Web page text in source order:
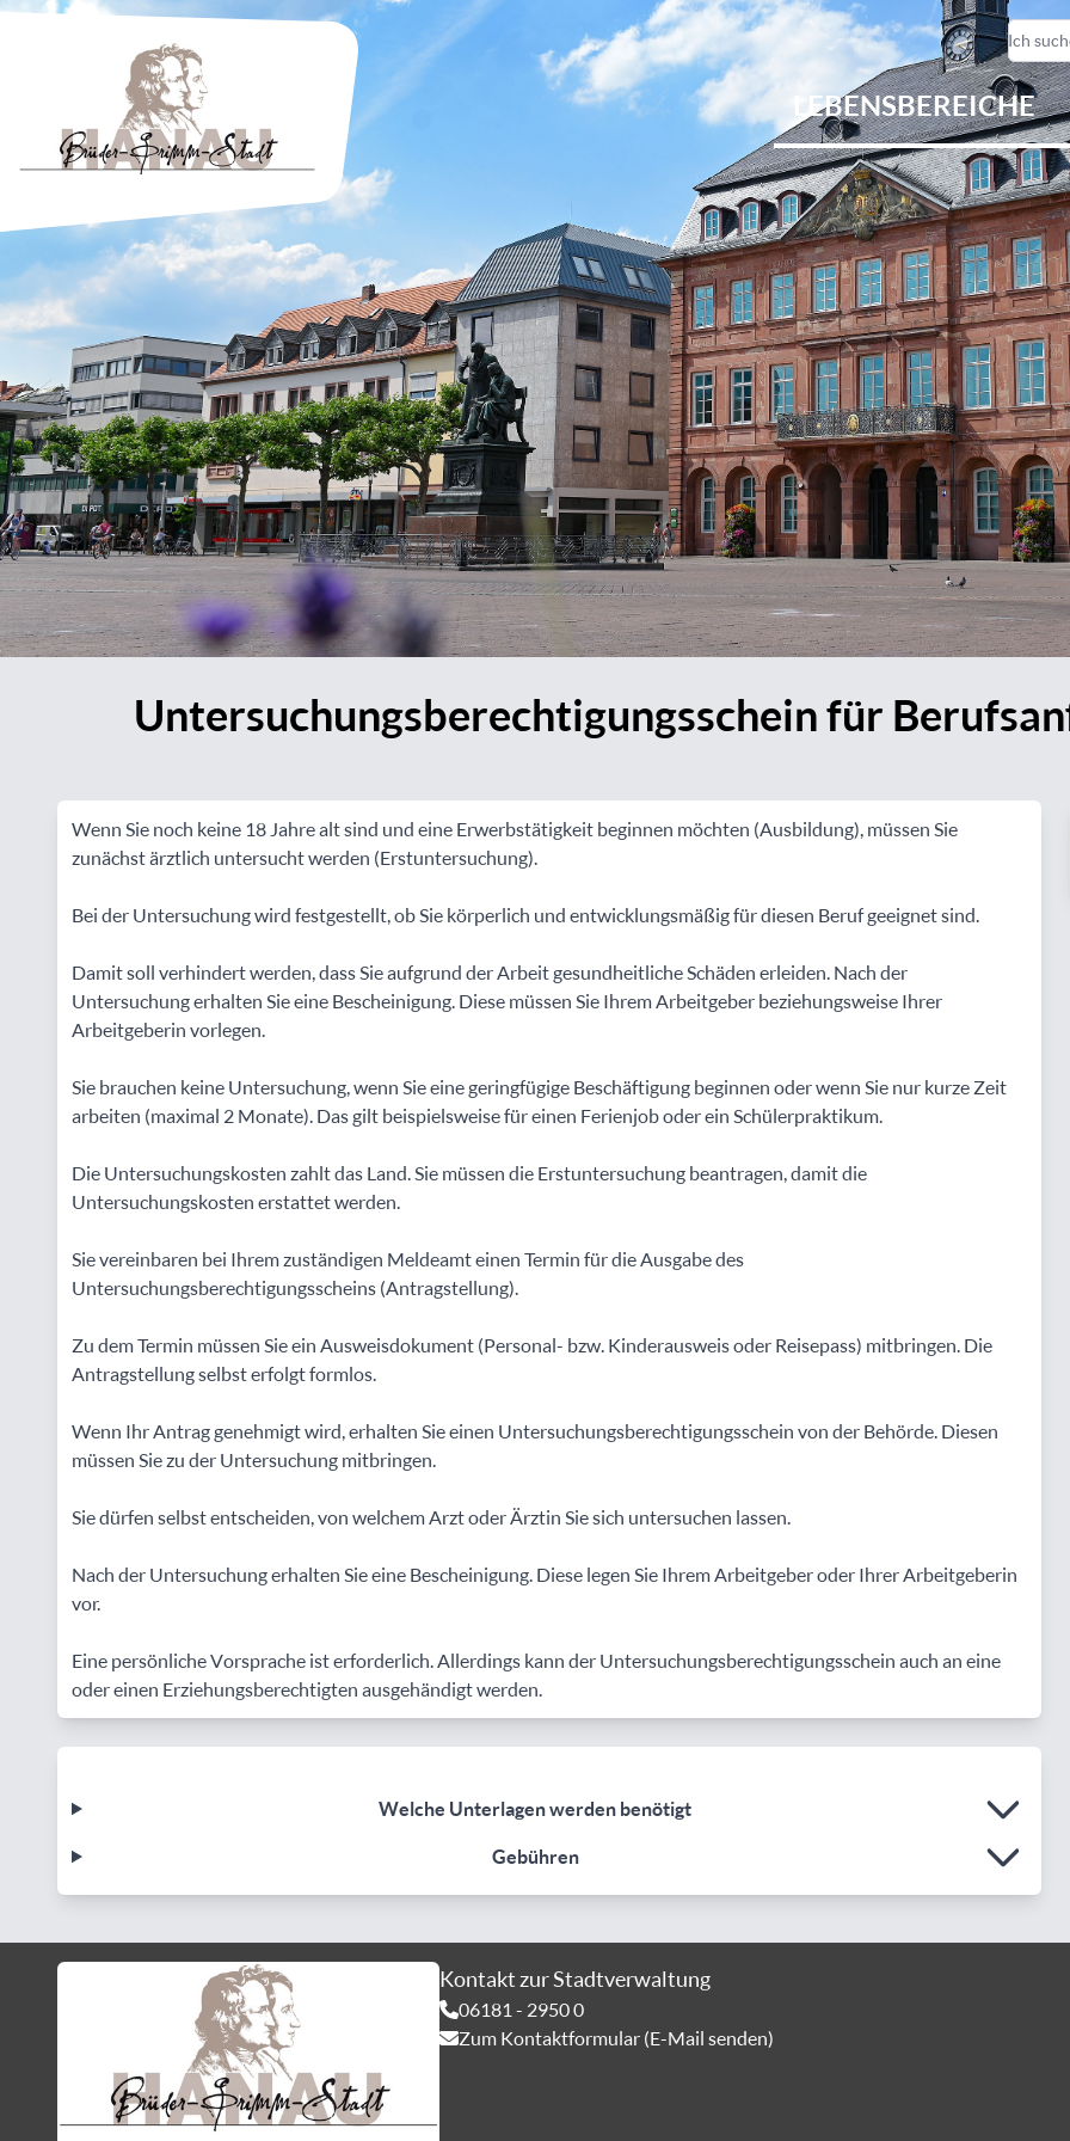
LEBENSBEREICHE
Untersuchungsberechtigungsschein für
Wenn Sie noch keine 18 Jahre alt sind und eine Erwerbstätigkeit beginnen möchten (Ausbildung), müssen Sie
zunächst ärztlich untersucht werden (Erstuntersuchung).
Bei der Untersuchung wird festgestellt, ob Sie körperlich und entwicklungsmäßig für diesen Beruf geeignet sind.
Damit soll verhindert werden, dass Sie aufgrund der Arbeit gesundheitliche Schäden erleiden. Nach der
Untersuchung erhalten Sie eine Bescheinigung. Diese müssen Sie Ihrem Arbeitgeber beziehungsweise Ihrer
Arbeitgeberin vorlegen.
Sie brauchen keine Untersuchung, wenn Sie eine geringfügige Beschäftigung beginnen oder wenn Sie nur kurze Zeit
arbeiten (maximal 2 Monate). Das gilt beispielsweise für einen Ferienjob oder ein Schülerpraktikum.
Die Untersuchungskosten zahlt das Land. Sie müssen die Erstuntersuchung beantragen, damit die
Untersuchungskosten erstattet werden.
Sie vereinbaren bei Ihrem zuständigen Meldeamt einen Termin für die Ausgabe des
Untersuchungsberechtigungsscheins (Antragstellung).
Zu dem Termin müssen Sie ein Ausweisdokument (Personal- bzw. Kinderausweis oder Reisepass) mitbringen. Die
Antragstellung selbst erfolgt formlos.
Wenn Ihr Antrag genehmigt wird, erhalten Sie einen Untersuchungsberechtigungsschein von der Behörde. Diesen
müssen Sie zu der Untersuchung mitbringen.
Sie dürfen selbst entscheiden, von welchem Arzt oder Ärztin Sie sich untersuchen lassen.
Nach der Untersuchung erhalten Sie eine Bescheinigung. Diese legen Sie Ihrem Arbeitgeber oder Ihrer Arbeitgeberin
vor.
Eine persönliche Vorsprache ist erforderlich. Allerdings kann der Untersuchungsberechtigungsschein auch an eine
oder einen Erziehungsberechtigten ausgehändigt werden.
Welche Unterlagen werden benötigt
Gebühren
Kontakt zur Stadtverwaltung
06181 - 2950 0
Zum Kontaktformular (E-Mail senden)